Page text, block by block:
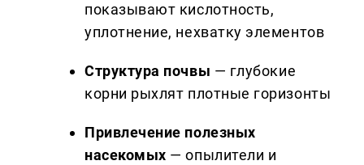
показывают кислотность,
уплотнение, нехватку элементов
Структура почвы — глубокие
корни рыхлят плотные горизонты
Привлечение полезных
насекомых — опылители и